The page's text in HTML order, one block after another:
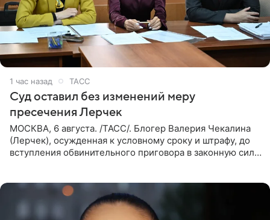
1 час назад ТАСС
Суд оставил без изменений меру
пресечения Лерчек
МОСКВА, 6 августа. /ТАСС/. Блогер Валерия Чекалина
(Лерчек), осужденная к условному сроку и штрафу, до
вступления обвинительного приговора в законную силу